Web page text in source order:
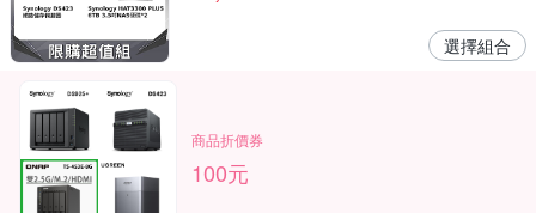
選擇組合
商品折價券
100元